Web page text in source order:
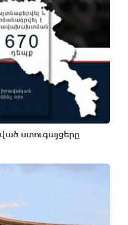
ստուգայցերը